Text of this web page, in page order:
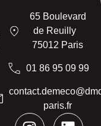
65 Boulevard
de Reuilly
75012 Paris
01 86 95 09 99
paris.fr